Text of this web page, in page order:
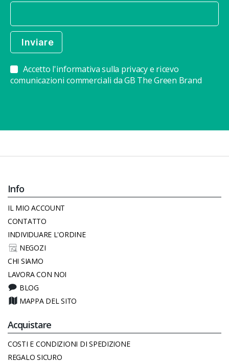
Accetto l'informativa sulla privacy e ricevo
comunicazioni commerciali da GB The Green Brand
Info
IL MIO ACCOUNT
CONTATTO
INDIVIDUARE L'ORDINE
NEGOZI
CHI SIAMO
LAVORA CON NOI
BLOG
MAPPA DEL SITO
Acquistare
COSTI E CONDIZIONI DI SPEDIZIONE
REGALO SICURO